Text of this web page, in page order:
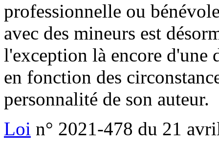
professionnelle ou
avec des mineurs est
l'exception là encore
en fonction des
personnalité de son auteur.
Loi n° 2021-478 du 21